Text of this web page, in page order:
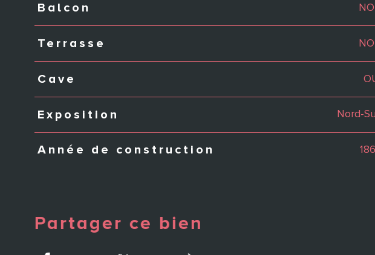
Balcon
Terrasse
Cave
Exposition Nord-
Année de construction
Partager ce bien